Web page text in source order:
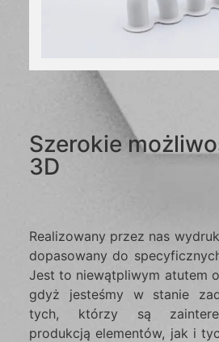
Szerokie
3D
Realizowany przez nas
dopasowany do
Jest to niewątpliwym atutem
gdyż jesteśmy w stanie
tych, którzy są
produkcją elementów, jak i